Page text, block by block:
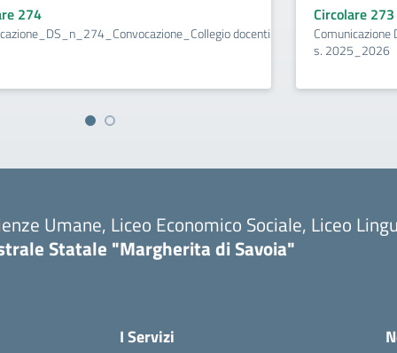
274
docenti 1 settembre
Circolare 273
s. 2025_2026
Umane, Liceo Economico Sociale, Liceo
Statale "Margherita di Savoia"
I Servizi